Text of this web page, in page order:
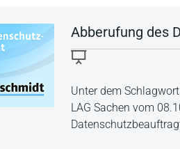
Abberufung des
Unter dem
LAG Sachen vom